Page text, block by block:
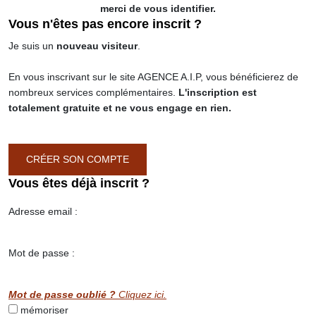
merci de vous identifier.
Vous n'êtes pas encore inscrit ?
Je suis un nouveau visiteur.
En vous inscrivant sur le site AGENCE A.I.P, vous bénéficierez de
nombreux services complémentaires. L'inscription est
totalement gratuite et ne vous engage en rien.
CRÉER SON COMPTE
Vous êtes déjà inscrit ?
Adresse email :
Mot de passe :
Mot de passe oublié ? Cliquez ici.
mémoriser